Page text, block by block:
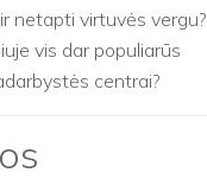
netapti virtuvės vergu?
vis dar populiarūs
centrai?